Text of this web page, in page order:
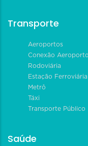
Transporte
Aeroportos
Conexão Aeroporto
Rodoviária
Estação Ferroviária
Metrô
Táxi
Transporte Público
Saúde